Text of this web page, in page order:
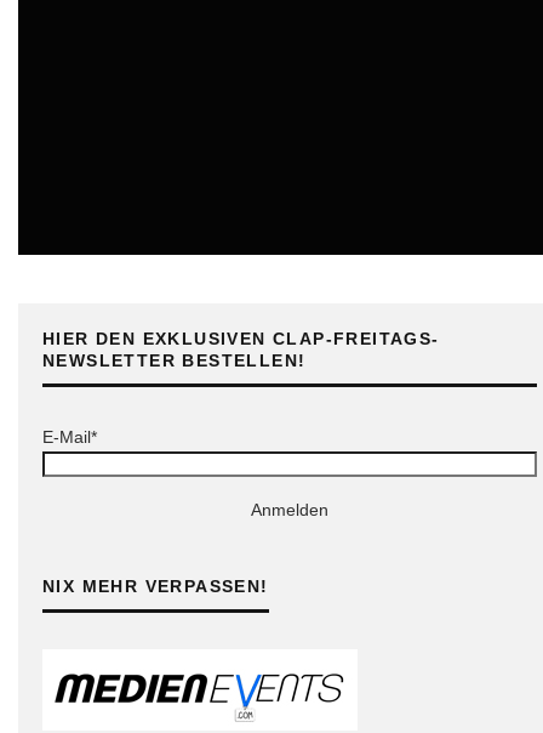
HIER DEN EXKLUSIVEN CLAP-FREITAGS-
NEWSLETTER BESTELLEN!
E-Mail*
Anmelden
NIX MEHR VERPASSEN!